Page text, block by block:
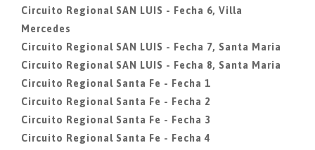
Circuito Regional SAN LUIS - Fecha 6, Villa
Mercedes
Circuito Regional SAN LUIS - Fecha 7, Santa Maria
Circuito Regional SAN LUIS - Fecha 8, Santa Maria
Circuito Regional Santa Fe - Fecha 1
Circuito Regional Santa Fe - Fecha 2
Circuito Regional Santa Fe - Fecha 3
Circuito Regional Santa Fe - Fecha 4